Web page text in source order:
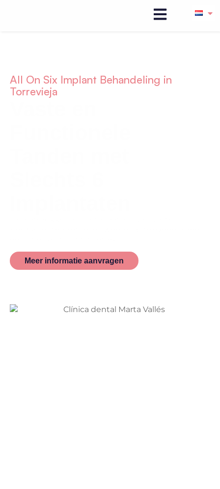
All On Six Implant Behandeling in
Torrevieja
Meer informatie aanvragen